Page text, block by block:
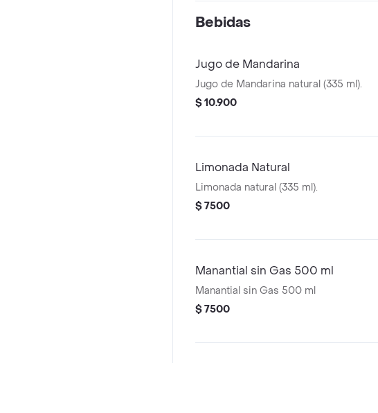
Bebidas
Jugo de Mandarina
Jugo de Mandarina natural (335 ml).
$ 10.900
Limonada Natural
Limonada natural (335 ml).
$ 7500
Manantial sin Gas 500 ml
Manantial sin Gas 500 ml
$ 7500